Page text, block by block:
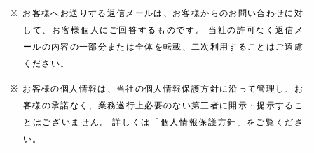
お客様へお送りする返信メールは、お客様からのお問い合わせに対
して、お客様個人にご回答するものです。 当社の許可なく返信メ
ールの内容の一部分または全体を転載、二次利用することはご遠慮
ください。
お客様の個人情報は、当社の個人情報保護方針に沿って管理し、お
客様の承諾なく、業務遂行上必要のない第三者に開示・提示するこ
とはございません。 詳しくは「個人情報保護方針」をご覧くださ
い。